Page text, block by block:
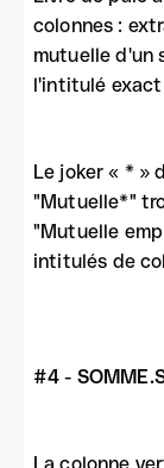
colonnes :
mutuelle d'un
l'intitulé exact
Le joker « * »
"Mutuelle*"
"Mutuelle
intitulés de
#4 -